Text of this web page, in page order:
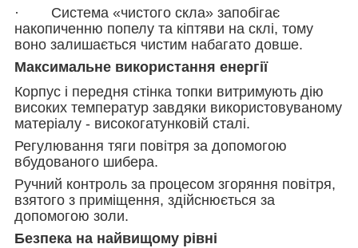
· Система «чистого скла» запобігає
накопиченню попелу та кіптяви на склі, тому
воно залишається чистим набагато довше.
Максимальне використання енергії
Корпус і передня стінка топки витримують дію
високих температур завдяки використовуваному
матеріалу - високогатунковій сталі.
Регулювання тяги повітря за допомогою
вбудованого шибера.
Ручний контроль за процесом згоряння повітря,
взятого з приміщення, здійснюється за
допомогою золи.
Безпека на найвищому рівні